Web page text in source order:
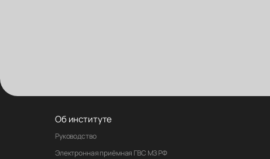
Об институте
Руководство
Электронная приёмная ГВС МЗ РФ